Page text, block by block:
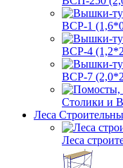
ВСР-1
ВСР-4
ВСР-7
Столики и
Леса
Леса